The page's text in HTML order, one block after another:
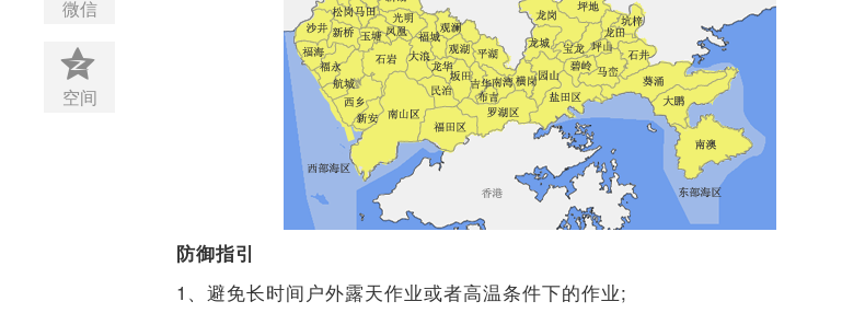
防御指引
1、避免长时间户外露天作业或者高温条件下的作业;
微信
空间